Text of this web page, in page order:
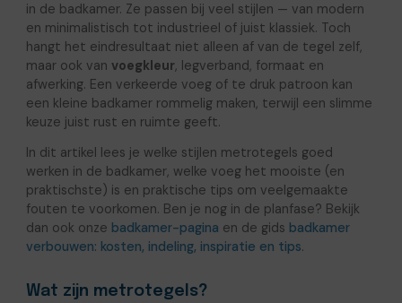
in de badkamer. Ze passen bij veel stijlen — van modern
en minimalistisch tot industrieel of juist klassiek. Toch
hangt het eindresultaat niet alleen af van de tegel zelf,
maar ook van voegkleur, legverband, formaat en
afwerking. Een verkeerde voeg of te druk patroon kan
een kleine badkamer rommelig maken, terwijl een slimme
keuze juist rust en ruimte geeft.
In dit artikel lees je welke stijlen metrotegels goed
werken in de badkamer, welke voeg het mooiste (en
praktischste) is en praktische tips om veelgemaakte
fouten te voorkomen. Ben je nog in de planfase? Bekijk
dan ook onze badkamer-pagina en de gids badkamer
verbouwen: kosten, indeling, inspiratie en tips.
Wat zijn metrotegels?